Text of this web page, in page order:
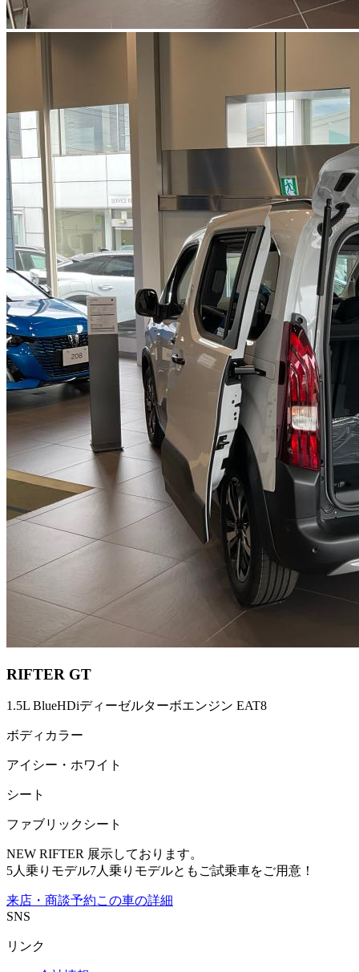
RIFTER GT
1.5L BlueHDiディーゼルターボエンジン EAT8
ボディカラー
アイシー・ホワイト
シート
ファブリックシート
NEW RIFTER 展示しております。
5人乗りモデル7人乗りモデルともご試乗車をご用意！
来店・商談予約この車の詳細
SNS
リンク